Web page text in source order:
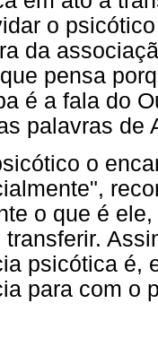
o
da
pensa
é a fala do
palavras de
o
o que é
transferir.
psicótica é,
para com o